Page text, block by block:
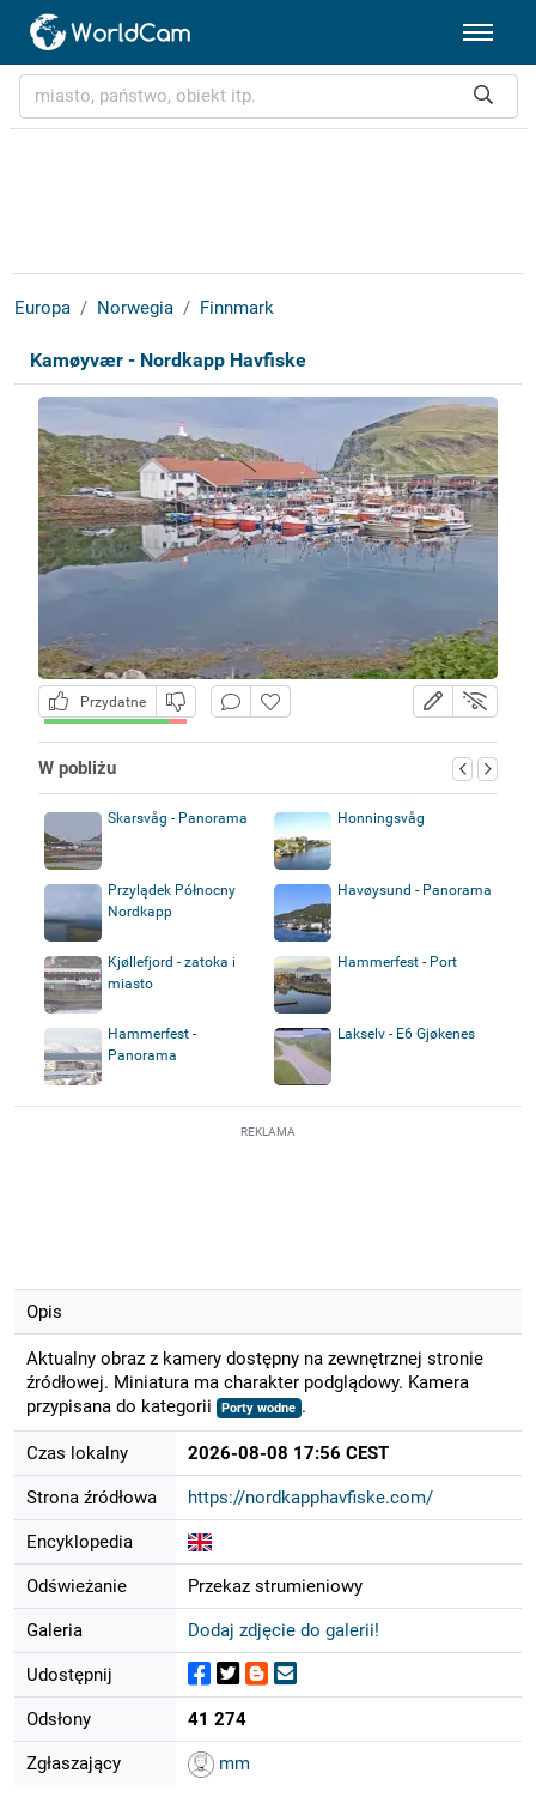
Europa Norwegia Finnmark
Kamøyvær - Nordkapp Havfiske
Przydatne
W pobliżu
Skarsvåg - Panorama Honningsvåg
Przylądek Północny
Nordkapp
Havøysund - Panorama
Kjøllefjord - zatoka i
miasto
Hammerfest - Port
Hammerfest -
Panorama
Lakselv - E6 Gjøkenes
REKLAMA
Opis
Aktualny obraz z kamery dostępny na zewnętrznej stronie
źródłowej. Miniatura ma charakter podglądowy. Kamera
przypisana do kategorii
Porty wodne .
Czas lokalny 2026-08-08 17:56 CEST
Strona źródłowa https://nordkapphavfiske.com/
Encyklopedia
Odświeżanie Przekaz strumieniowy
Galeria Dodaj zdjęcie do galerii!
Udostępnij
Odsłony 41 274
Zgłaszający mm